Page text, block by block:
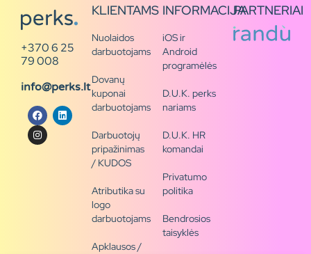
+370 6 25
79 008
info@perks.lt
KLIENTAMS
Nuolaidos
darbuotojams
Dovanų
kuponai
darbuotojams
Darbuotojų
pripažinimas
/ KUDOS
Atributika su
logo
darbuotojams
Apklausos /
INFORMACIJA
iOS ir
Android
programėlės
D.U.K. perks
nariams
D.U.K. HR
komandai
Privatumo
politika
Bendrosios
taisyklės
PARTNERIAI